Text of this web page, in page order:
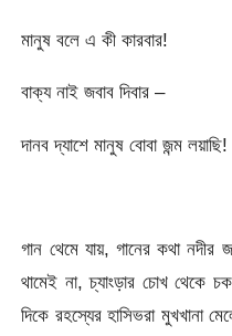
মানুষ বলে এ কী কারবার!
বাক্য নাই জবাব দিবার –
দানব দ্যাশে মানুষ বোবা জন্ম লয়াছি!
গান থেমে যায়, গানের কথা
থামেই না, চ্যাংড়ার চোখ থেকে
দিকে রহস্যের হাসিভরা মুখখানা